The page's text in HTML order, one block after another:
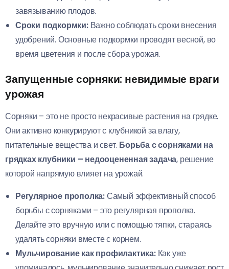
завязыванию плодов.
Сроки подкормки:Важно соблюдать сроки внесения
удобрений. Основные подкормки проводят весной, во
время цветения и после сбора урожая.
Запущенные сорняки: невидимые враги
урожая
Сорняки – это не просто некрасивые растения на грядке.
Они активно конкурируют с клубникой за влагу,
питательные вещества и свет. Борьба с сорняками на
грядках клубники – недооцененная задача, решение
которой напрямую влияет на урожай.
Регулярное прополка:Самый эффективный способ
борьбы с сорняками – это регулярная прополка.
Делайте это вручную или с помощью тяпки, стараясь
удалять сорняки вместе с корнем.
Мульчирование как профилактика:Как уже